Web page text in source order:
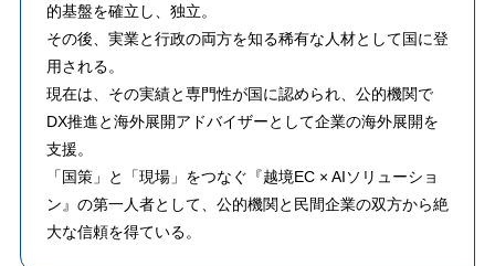
的基盤を確立し、独立。
その後、実業と行政の両方を知る稀有な人材として国に登
用される。
​現在は、その実績と専門性が国に認められ、公的機関で
DX推進と海外展開アドバイザーとして企業の海外展開を
支援。
「国策」と「現場」をつなぐ『越境EC × AIソリューショ
ン』の第一人者として、公的機関と民間企業の双方から絶
大な信頼を得ている。